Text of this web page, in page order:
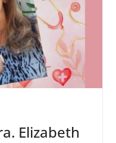
Elizabeth